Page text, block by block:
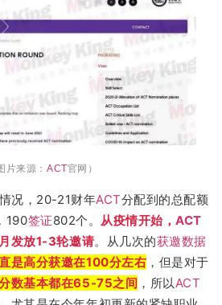
片来源： ACT官网）
况，20-21财年ACT分配到的总配额
190签证802个。从疫情开始，ACT
发放1-3轮邀请。从几次的获邀数据
是高分获邀在100分左右 ，但是对于
数基本都在65-75之间 ，所以ACT